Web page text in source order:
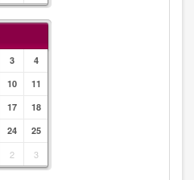
3
4
10
11
17
18
24
25
2 3